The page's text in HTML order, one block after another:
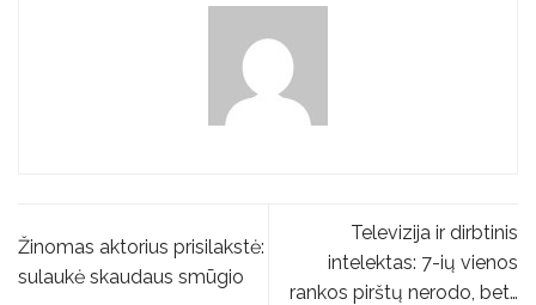
Žinomas aktorius prisilakstė:
sulaukė skaudaus smūgio
Televizija ir dirbtinis
intelektas: 7-ių vienos
rankos pirštų nerodo, bet…